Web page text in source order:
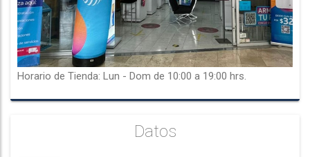
Horario de Tienda: Lun - Dom de 10:00 a 19:00 hrs.
Datos